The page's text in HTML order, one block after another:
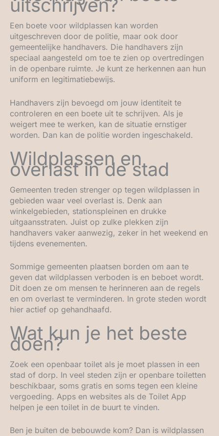
uitschrijven?
Een boete voor wildplassen kan worden
uitgeschreven door de politie, maar ook door
gemeentelijke handhavers. Die handhavers zijn
speciaal aangesteld om toe te zien op overtredingen
in de openbare ruimte. Je kunt ze herkennen aan hun
uniform en legitimatiebewijs.
Handhavers zijn bevoegd om jouw identiteit te
controleren en een boete uit te schrijven. Als je
weigert mee te werken, kan de situatie ernstiger
worden. Dan kan de politie worden ingeschakeld.
Wildplassen en
overlast in de stad
Gemeenten treden strenger op tegen wildplassen in
gebieden waar veel overlast is. Denk aan
winkelgebieden, stationspleinen en drukke
uitgaansstraten. Juist op zulke plekken zijn
handhavers vaker aanwezig, zeker in het weekend en
tijdens evenementen.
Sommige gemeenten plaatsen borden om aan te
geven dat wildplassen verboden is en beboet wordt.
Dit doen ze om mensen te herinneren aan de regels
en om overlast te verminderen. In grote steden wordt
hier actief op gehandhaafd.
Wat kun je het beste
doen?
Zoek een openbaar toilet als je moet plassen in een
stad of dorp. In veel steden zijn er openbare toiletten
beschikbaar, soms gratis en soms tegen een kleine
vergoeding. Apps en websites als de Toilet App
helpen je een toilet in de buurt te vinden.
Ben je buiten de bebouwde kom? Dan is wildplassen